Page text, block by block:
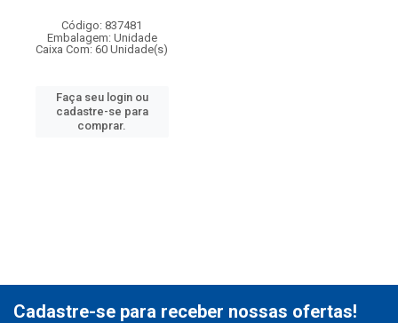
Código: 837481
Embalagem: Unidade
Caixa Com: 60 Unidade(s)
Faça seu login ou
cadastre-se para
comprar.
Cadastre-se para receber nossas ofertas!